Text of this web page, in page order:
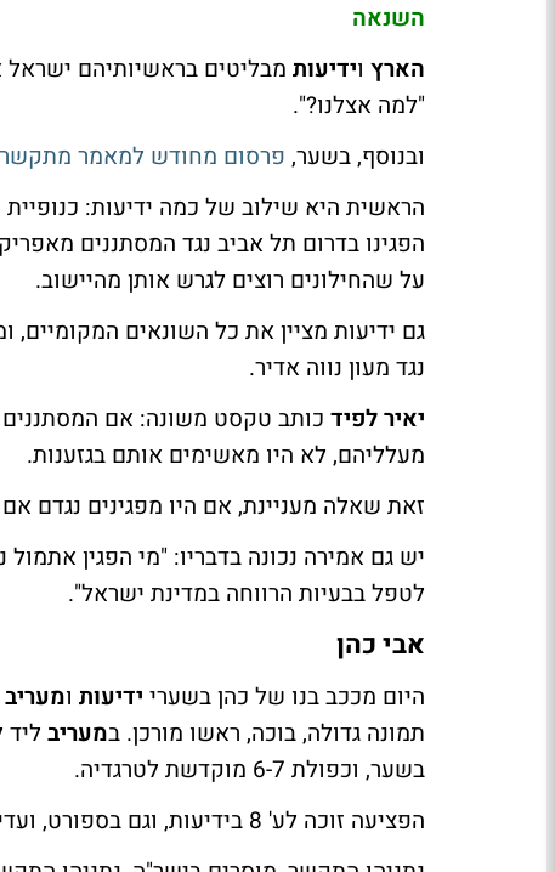
השנאה
הארץ וידיעות מבליטים בראשיותיהם
"למה אצלנו?".
ובנוסף, בשער, פרסום מחודש למאמר
הראשית היא שילוב של כמה ידיעות:
הפגינו בדרום תל אביב נגד המסתננים
על שהחילונים רוצים לגרש אותן מהיישוב.
גם ידיעות מציין את כל השונאים המקומיים,
נגד מעון נווה אדיר.
יאיר לפיד כותב טקסט משונה: אם המסתננים
מעלליהם, לא היו מאשימים אותם בגזענות.
זאת שאלה מעניינת, אם היו מפגינים נגדם אם
יש גם אמירה נכונה בדבריו: "מי הפגין
לטפל בבעיות הרווחה במדינת ישראל".
אבי כהן
היום מככב בנו של כהן בשערי ידיעות ומעריב
תמונה גדולה, בוכה, ראשו מורכן. במעריב ליד
בשער, וכפולת 6-7 מוקדשת לטרגדיה.
הפציעה זוכה לע' 8 בידיעות, וגם בספורט, ועדיין, לכפולת 6-7 בישר"ה.